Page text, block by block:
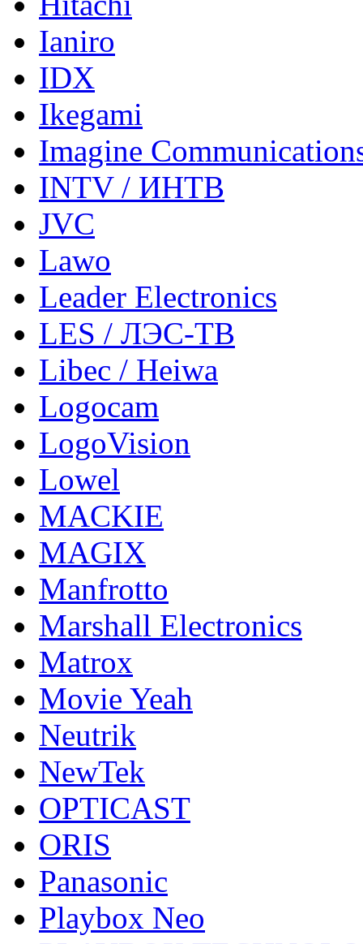
Ianiro
IDX
Ikegami
Imagine
INTV / ИНТВ
JVC
Lawo
Leader Electronics
LES / ЛЭС-ТВ
Libec / Heiwa
Logocam
LogoVision
Lowel
MACKIE
MAGIX
Manfrotto
Marshall Electronics
Matrox
Movie Yeah
Neutrik
NewTek
OPTICAST
ORIS
Panasonic
Playbox Neo